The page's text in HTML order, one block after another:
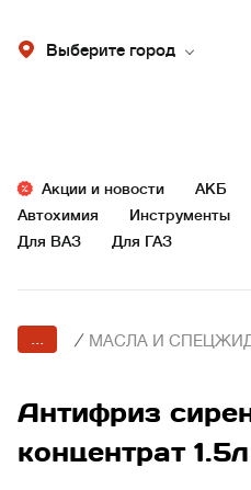
Выберите город
Акции и новости АКБ
Автохимия
Инструменты
Для ВАЗ
Для ГАЗ
... / МАСЛА И
Антифриз
концентрат